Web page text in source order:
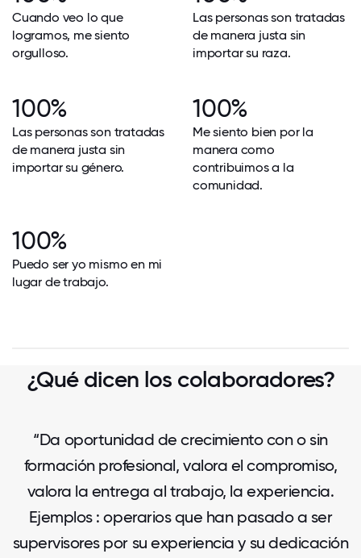
Cuando veo lo que
logramos, me siento
orgulloso.
Las personas son tratadas
de manera justa sin
importar su raza.
100%
Las personas son tratadas
de manera justa sin
importar su género.
100%
Me siento bien por la
manera como
contribuimos a la
comunidad.
100%
Puedo ser yo mismo en mi
lugar de trabajo.
¿Qué dicen los colaboradores?
“Da oportunidad de crecimiento con o sin
formación profesional, valora el compromiso,
valora la entrega al trabajo, la experiencia.
Ejemplos : operarios que han pasado a ser
supervisores por su experiencia y su dedicación